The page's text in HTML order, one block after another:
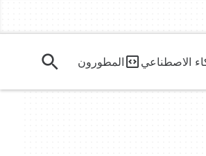
الاصطناعي المطورون